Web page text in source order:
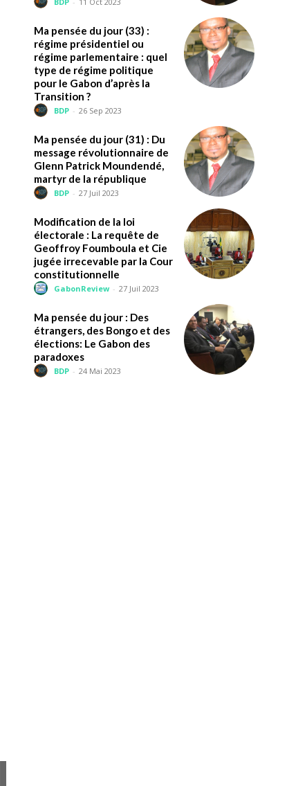
Ma pensée du jour (33) :
régime présidentiel ou
régime parlementaire : quel
type de régime politique
pour le Gabon d’après la
Transition ?
BDP - 26 Sep 2023
Ma pensée du jour (31) : Du
message révolutionnaire de
Glenn Patrick Moundendé,
martyr de la république
BDP - 27 Juil 2023
Modification de la loi
électorale : La requête de
Geoffroy Foumboula et Cie
jugée irrecevable par la Cour
constitutionnelle
GabonReview - 27 Juil 2023
Ma pensée du jour : Des
étrangers, des Bongo et des
élections: Le Gabon des
paradoxes
BDP - 24 Mai 2023